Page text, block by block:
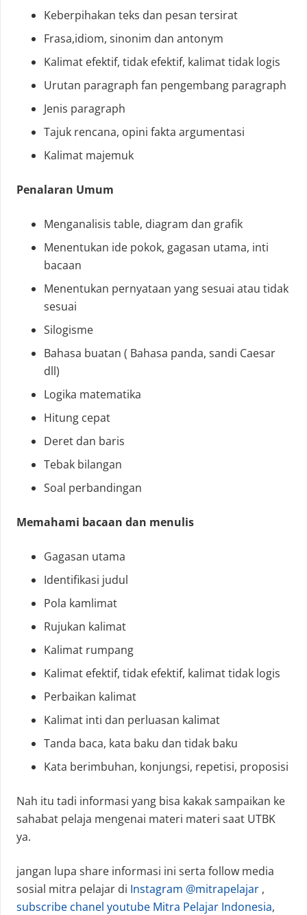
Keberpihakan teks dan pesan tersirat
Frasa,idiom, sinonim dan antonym
Kalimat efektif, tidak efektif, kalimat tidak logis
Urutan paragraph fan pengembang paragraph
Jenis paragraph
Tajuk rencana, opini fakta argumentasi
Kalimat majemuk
Penalaran Umum
Menganalisis table, diagram dan grafik
Menentukan ide pokok, gagasan utama, inti
bacaan
Menentukan pernyataan yang sesuai atau tidak
sesuai
Silogisme
Bahasa buatan ( Bahasa panda, sandi Caesar
dll)
Logika matematika
Hitung cepat
Deret dan baris
Tebak bilangan
Soal perbandingan
Memahami bacaan dan menulis
Gagasan utama
Identifikasi judul
Pola kamlimat
Rujukan kalimat
Kalimat rumpang
Kalimat efektif, tidak efektif, kalimat tidak logis
Perbaikan kalimat
Kalimat inti dan perluasan kalimat
Tanda baca, kata baku dan tidak baku
Kata berimbuhan, konjungsi, repetisi, proposisi
Nah itu tadi informasi yang bisa kakak sampaikan ke
sahabat pelaja mengenai materi materi saat UTBK
ya.
jangan lupa share informasi ini serta follow media
sosial mitra pelajar di Instagram @mitrapelajar ,
subscribe chanel youtube Mitra Pelajar Indonesia,